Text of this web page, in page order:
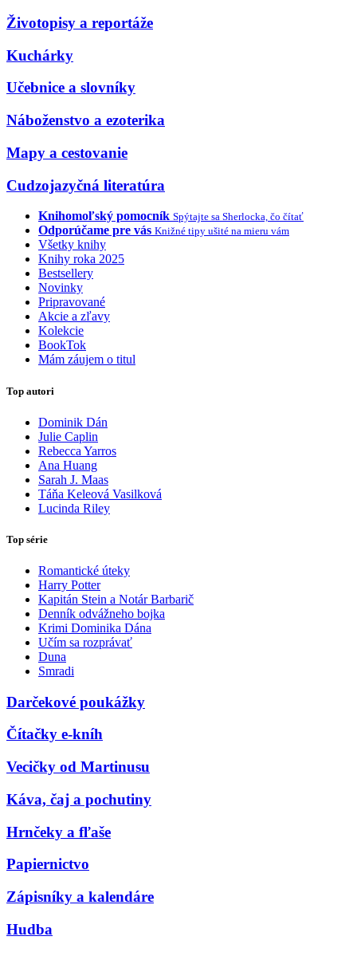
Životopisy a reportáže
Kuchárky
Učebnice a slovníky
Náboženstvo a ezoterika
Mapy a cestovanie
Cudzojazyčná literatúra
Knihomoľský pomocník Spýtajte sa Sherlocka, čo čítať
Odporúčame pre vás Knižné tipy ušité na mieru vám
Všetky knihy
Knihy roka 2025
Bestsellery
Novinky
Pripravované
Akcie a zľavy
Kolekcie
BookTok
Mám záujem o titul
Top autori
Dominik Dán
Julie Caplin
Rebecca Yarros
Ana Huang
Sarah J. Maas
Táňa Keleová Vasilková
Lucinda Riley
Top série
Romantické úteky
Harry Potter
Kapitán Stein a Notár Barbarič
Denník odvážneho bojka
Krimi Dominika Dána
Učím sa rozprávať
Duna
Smradi
Darčekové poukážky
Čítačky e-kníh
Vecičky od Martinusu
Káva, čaj a pochutiny
Hrnčeky a fľaše
Papiernictvo
Zápisníky a kalendáre
Hudba